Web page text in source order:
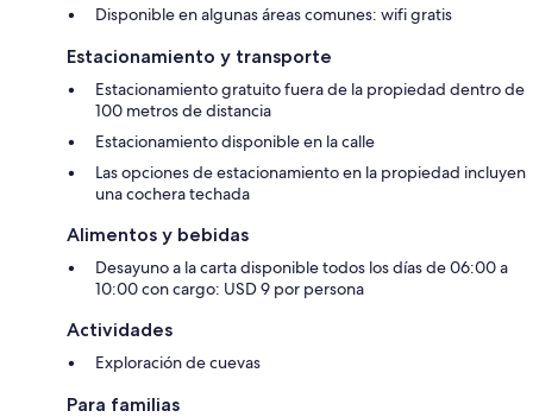
Disponible en algunas áreas comunes: wifi gratis
Estacionamiento y transporte
Estacionamiento gratuito fuera de la propiedad dentro de
100 metros de distancia
Estacionamiento disponible en la calle
Las opciones de estacionamiento en la propiedad incluyen
una cochera techada
Alimentos y bebidas
Desayuno a la carta disponible todos los días de 06:00 a
10:00 con cargo: USD 9 por persona
Actividades
Exploración de cuevas
Para familias